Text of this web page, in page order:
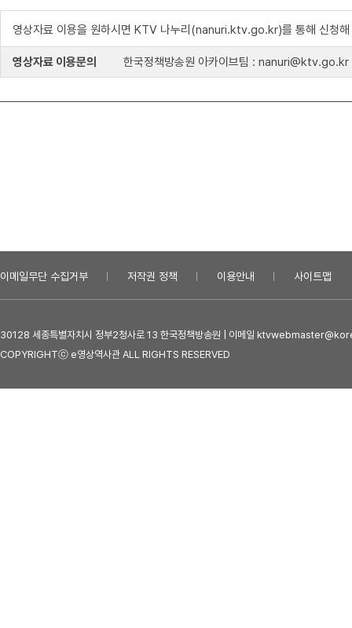
영상자료 이용을 원하시면 KTV 나누리(nanuri.ktv.go.kr)를 통해 신청해
영상자료 이용문의 한국정책방송원 아카이브팀 : nanuri@ktv.go.kr
이메일무단 수집거부 저작권 정책 이용안내 사이트맵
30128 세종특별자치시 정부2청사로 13 한국정책방송원 | 이메일
COPYRIGHTⓒ e영상역사관 ALL RIGHTS RESERVED